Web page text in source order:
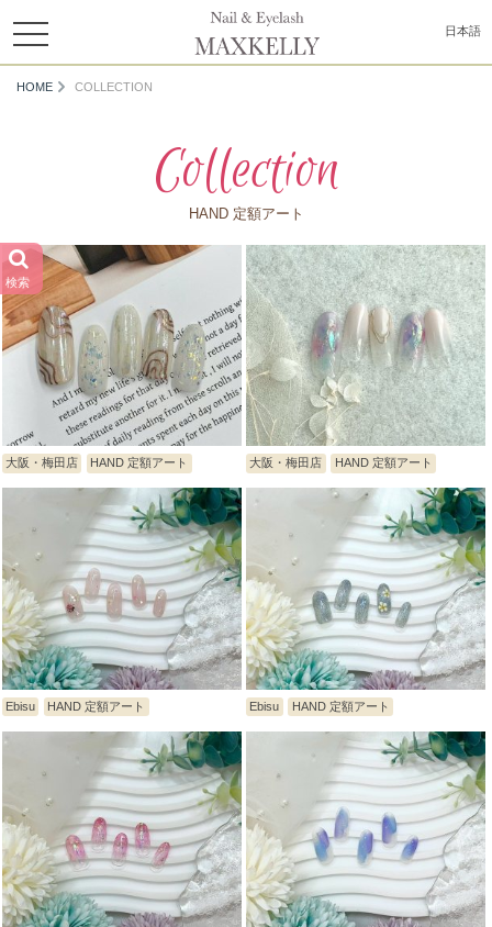
toggle
navigation
日本語
HOME COLLECTION
Collection
HAND 定額アート
検索
大阪・梅田店 HAND 定額アート 大阪・梅田店 HAND 定額アート
Ebisu HAND 定額アート Ebisu HAND 定額アート